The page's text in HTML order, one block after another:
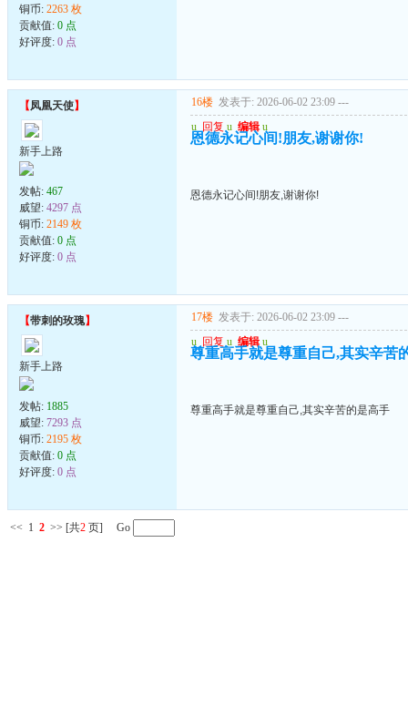
铜币: 2263 枚
贡献值: 0 点
好评度: 0 点
【凤凰天使】
新手上路
发帖: 467
威望: 4297 点
铜币: 2149 枚
贡献值: 0 点
好评度: 0 点
16楼 发表于: 2026-06-02 23:09 ---
u 回复 u 编辑 u
恩德永记心间!朋友,谢谢你!
恩德永记心间!朋友,谢谢你!
【带刺的玫瑰】
新手上路
发帖: 1885
威望: 7293 点
铜币: 2195 枚
贡献值: 0 点
好评度: 0 点
17楼 发表于: 2026-06-02 23:09 ---
u 回复 u 编辑 u
尊重高手就是尊重自己,其实辛苦
尊重高手就是尊重自己,其实辛苦的是高手
<< 1 2 >> [共2 页] Go